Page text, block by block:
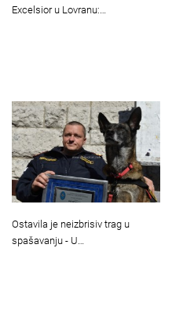
Excelsior u Lovranu:…
Ostavila je neizbrisiv trag u
spašavanju - U…